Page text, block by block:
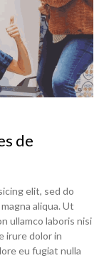
de
elit, sed do
aliqua. Ut
ullamco laboris nisi
irure dolor in
eu fugiat nulla